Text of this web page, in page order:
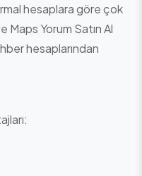
hesaplara göre çok
Maps Yorum Satın Al
hesaplarından